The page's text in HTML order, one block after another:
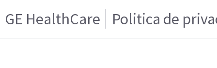
GE HealthCare Politica de